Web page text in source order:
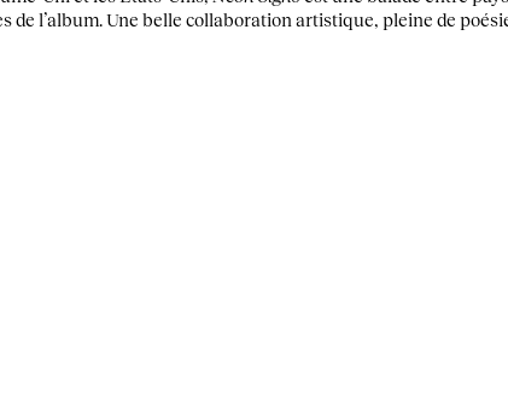
l’album. Une belle collaboration artistique, pleine de